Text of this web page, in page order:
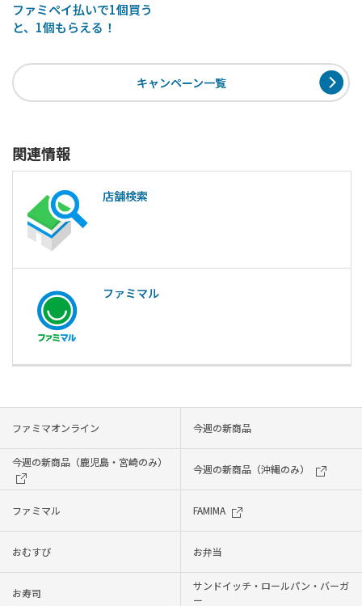
ファミペイ払いで1個買う
と、1個もらえる！
キャンペーン一覧
関連情報
店舗検索
ファミマル
ファミマオンライン 今週の新商品
今週の新商品（鹿児島・宮崎のみ）
今週の新商品（沖縄のみ）
ファミマル FAMIMA
おむすび お弁当
お寿司
サンドイッチ・ロールパン・バーガ
ー